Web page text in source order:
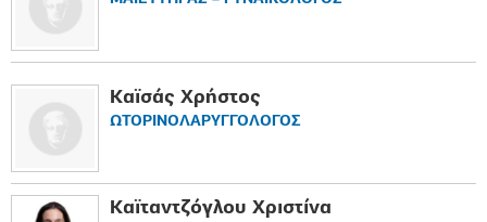
Καϊσάς Χρήστος
ΩΤΟΡΙΝΟΛΑΡΥΓΓΟΛΟΓΟΣ
Καϊταντζόγλου Χριστίνα